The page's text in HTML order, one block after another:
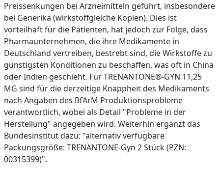
Preissenkungen bei Arzneimitteln geführt, insbesondere
bei Generika (wirkstoffgleiche Kopien). Dies ist
vorteilhaft für die Patienten, hat jedoch zur Folge, dass
Pharmaunternehmen, die ihre Medikamente in
Deutschland vertreiben, bestrebt sind, die Wirkstoffe zu
günstigsten Konditionen zu beschaffen, was oft in China
oder Indien geschieht. Für TRENANTONE®-GYN 11,25
MG sind für die derzeitige Knappheit des Medikaments
nach Angaben des BfArM Produktionsprobleme
verantwortlich, wobei als Detail "Probleme in der
Herstellung" angegeben wird. Weiterhin ergänzt das
Bundesinstitut dazu: "alternativ verfügbare
Packungsgröße: TRENANTONE-Gyn 2 Stück (PZN:
00315399)".